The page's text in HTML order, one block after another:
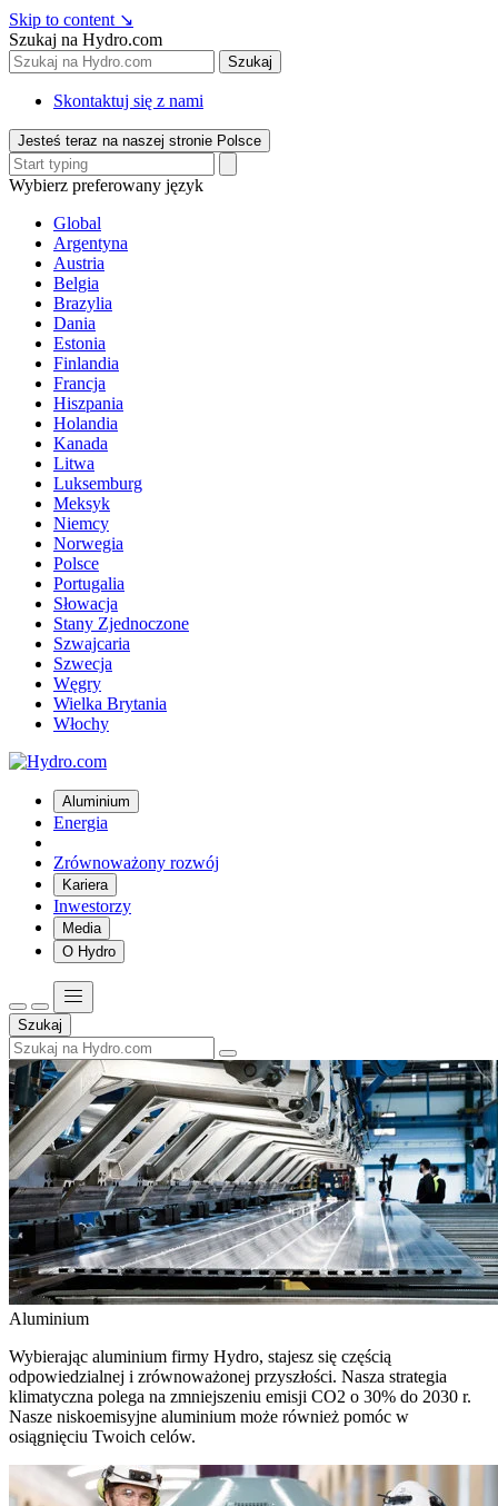
Skip to content ↘
Szukaj na Hydro.com
Szukaj
Skontaktuj się z nami
Jesteś teraz na naszej stronie Polsce
Wybierz preferowany język
Global
Argentyna
Austria
Belgia
Brazylia
Dania
Estonia
Finlandia
Francja
Hiszpania
Holandia
Kanada
Litwa
Luksemburg
Meksyk
Niemcy
Norwegia
Polsce
Portugalia
Słowacja
Stany Zjednoczone
Szwajcaria
Szwecja
Węgry
Wielka Brytania
Włochy
Aluminium
Energia
Zrównoważony rozwój
Kariera
Inwestorzy
Media
O Hydro
Szukaj
Aluminium
Wybierając aluminium firmy Hydro, stajesz się częścią
odpowiedzialnej i zrównoważonej przyszłości. Nasza strategia
klimatyczna polega na zmniejszeniu emisji CO2 o 30% do 2030 r.
Nasze niskoemisyjne aluminium może również pomóc w
osiągnięciu Twoich celów.